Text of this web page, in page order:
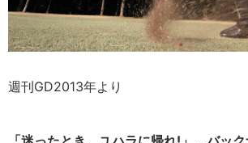
週刊GD2013年より